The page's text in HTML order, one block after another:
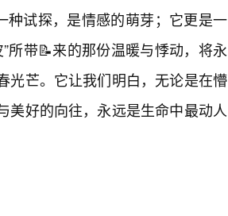
种试探，是情感的萌芽；它更是一
所带📝来的那份温暖与悸动，将永
光芒。它让我们明白，无论是在懵
美好的向往，永远是生命中最动人